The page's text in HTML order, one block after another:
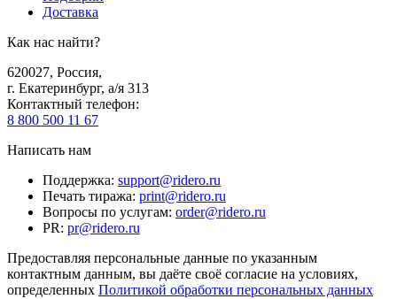
Доставка
Как нас найти?
620027, Россия,
г. Екатеринбург, а/я 313
Контактный телефон:
8 800 500 11 67
Написать нам
Поддержка: support@ridero.ru
Печать тиража: print@ridero.ru
Вопросы по услугам: order@ridero.ru
PR: pr@ridero.ru
Предоставляя персональные данные по указанным
контактным данным, вы даёте своё согласие на условиях,
определенных Политикой обработки персональных данных